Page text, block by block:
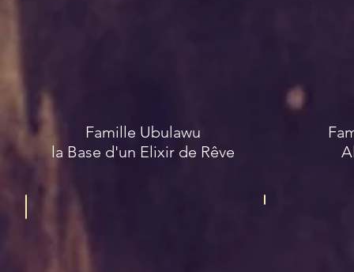
Famille Ubulawu
la Base d'un Elixir de Rêve
Ubhubhubhu